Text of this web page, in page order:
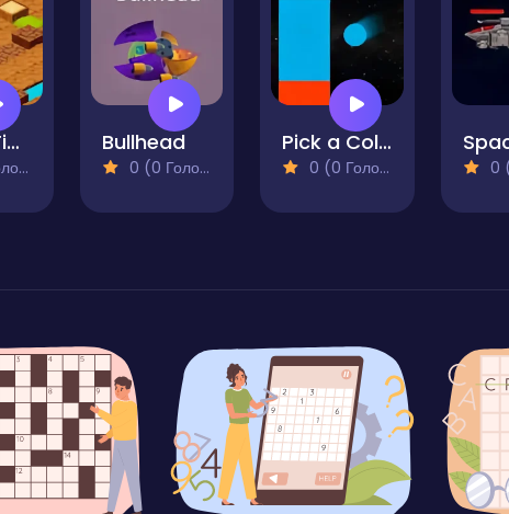
Sliding Tim - Way to home Bullhead
0 (0 Голосів)
Pick a Color!
0 (0 Голосів) 0